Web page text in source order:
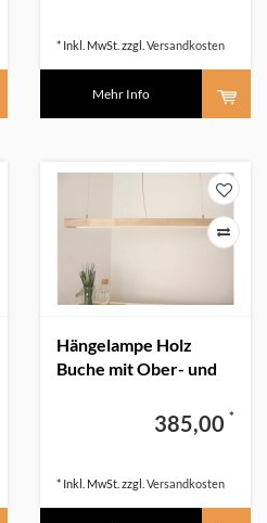
* Inkl. MwSt. zzgl. Versandkosten
Mehr Info
Hängelampe Holz
Buche mit Ober- und
385,00 *
* Inkl. MwSt. zzgl. Versandkosten